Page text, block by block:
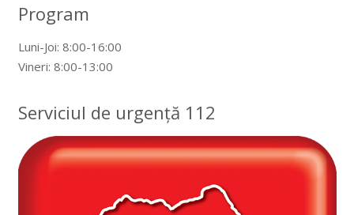
Program
Luni-Joi: 8:00-16:00
Vineri: 8:00-13:00
Serviciul de urgență 112